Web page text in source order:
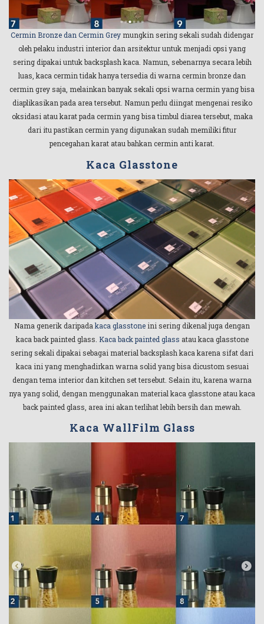
Cermin Bronze dan Cermin Grey mungkin sering sekali sudah didengar
oleh pelaku industri interior dan arsitektur untuk menjadi opsi yang
sering dipakai untuk backsplash kaca. Namun, sebenarnya secara lebih
luas, kaca cermin tidak hanya tersedia di warna cermin bronze dan
cermin grey saja, melainkan banyak sekali opsi warna cermin yang bisa
diaplikasikan pada area tersebut. Namun perlu diingat mengenai resiko
oksidasi atau karat pada cermin yang bisa timbul diarea tersebut, maka
dari itu pastikan cermin yang digunakan sudah memiliki fitur
pencegahan karat atau bahkan cermin anti karat.
Kaca Glasstone
Nama generik daripada kaca glasstone ini sering dikenal juga dengan
kaca back painted glass. Kaca back painted glass atau kaca glasstone
sering sekali dipakai sebagai material backsplash kaca karena sifat dari
kaca ini yang menghadirkan warna solid yang bisa dicustom sesuai
dengan tema interior dan kitchen set tersebut. Selain itu, karena warna
nya yang solid, dengan menggunakan material kaca glasstone atau kaca
back painted glass, area ini akan terlihat lebih bersih dan mewah.
Kaca WallFilm Glass